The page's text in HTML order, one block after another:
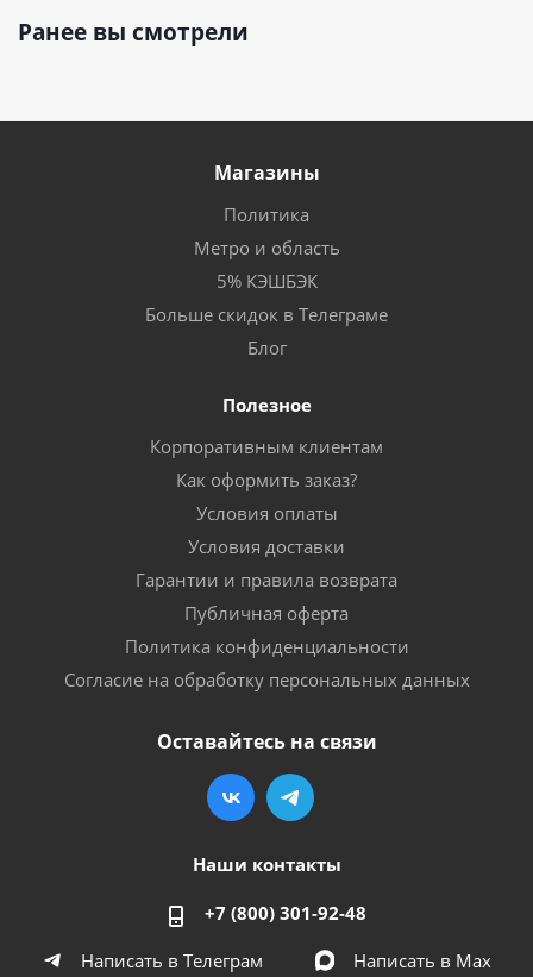
Ранее вы смотрели
Магазины
Политика
Метро и область
5% КЭШБЭК
Больше скидок в Телеграме
Блог
Полезное
Корпоративным клиентам
Как оформить заказ?
Условия оплаты
Условия доставки
Гарантии и правила возврата
Публичная оферта
Политика конфиденциальности
Согласие на обработку персональных данных
Оставайтесь на связи
Наши контакты
+7 (800) 301-92-48
Написать в Телеграм
Написать в Мах